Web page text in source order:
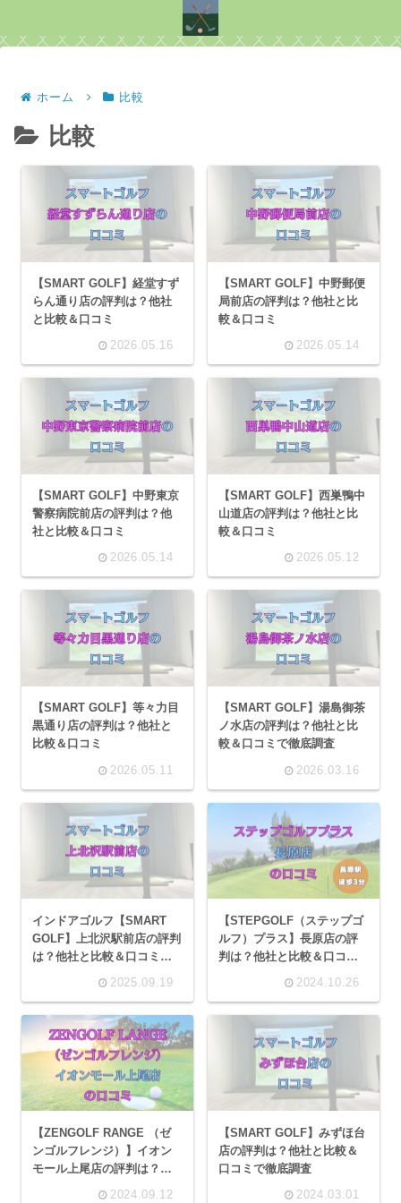
ホーム 比較
比較
【SMART GOLF】経堂すず
らん通り店の評判は？他社
と比較＆口コミ
2026.05.16
【SMART GOLF】中野郵便
局前店の評判は？他社と比
較＆口コミ
2026.05.14
【SMART GOLF】中野東京
警察病院前店の評判は？他
社と比較＆口コミ
2026.05.14
【SMART GOLF】西巣鴨中
山道店の評判は？他社と比
較＆口コミ
2026.05.12
【SMART GOLF】等々力目
黒通り店の評判は？他社と
比較＆口コミ
2026.05.11
【SMART GOLF】湯島御茶
ノ水店の評判は？他社と比
較＆口コミで徹底調査
2026.03.16
インドアゴルフ【SMART
GOLF】上北沢駅前店の評判
は？他社と比較＆口コミで
2025.09.19
【STEPGOLF（ステップゴ
ルフ）プラス】長原店の評
判は？他社と比較＆口コミ
2024.10.26
【ZENGOLF RANGE （ゼ
ンゴルフレンジ）】イオン
モール上尾店の評判は？他
2024.09.12
【SMART GOLF】みずほ台
店の評判は？他社と比較＆
口コミで徹底調査
2024.03.01